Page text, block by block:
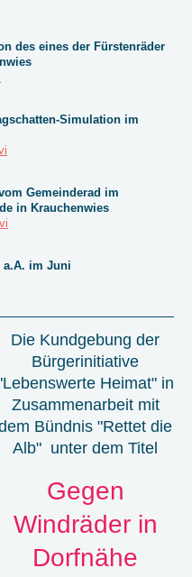
des eines der Fürstenräder
Simulation im
Gemeinderad im
in Krauchenwies
a.A. im Juni
Die Kundgebung der
Bürgerinitiative
Heimat" in
Zusammenarbeit mit
Bündnis "Rettet die
Alb" unter dem Titel
Gegen
Windräder in
Dorfnähe